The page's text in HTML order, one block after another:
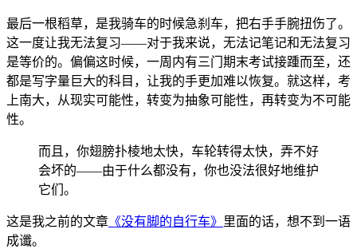
最后一根稻草，是我骑车的时候急刹车，把右手手腕扭伤了。
这一度让我无法复习——对于我来说，无法记笔记和无法复习
是等价的。偏偏这时候，一周内有三门期末考试接踵而至，还
都是写字量巨大的科目，让我的手更加难以恢复。就这样，考
上南大，从现实可能性，转变为抽象可能性，再转变为不可能
性。
而且，你翅膀扑棱地太快，车轮转得太快，弄不好
会坏的——由于什么都没有，你也没法很好地维护
它们。
这是我之前的文章 《没有脚的自行车》 里面的话，想不到一语
成谶。